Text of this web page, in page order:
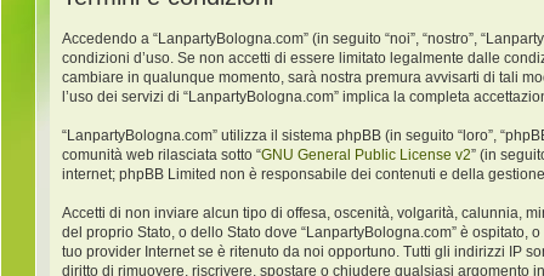
Accedendo a “LanpartyBologna.com” (in seguito “noi”, “nostro”,
condizioni d’uso. Se non accetti di essere limitato legalmente dalle
cambiare in qualunque momento, sarà nostra premura avvisarti di tali
l’uso dei servizi di “LanpartyBologna.com” implica la completa
“LanpartyBologna.com” utilizza il sistema phpBB (in seguito “loro”,
comunità web rilasciata sotto “GNU General Public License v2” (in
internet; phpBB Limited non è responsabile dei contenuti e della
Accetti di non inviare alcun tipo di offesa, oscenità, volgarità, calunnia,
del proprio Stato, o dello Stato dove “LanpartyBologna.com” è
tuo provider Internet se è ritenuto da noi opportuno. Tutti gli indirizzi IP
diritto di rimuovere, riscrivere, spostare o chiudere qualsiasi argomento